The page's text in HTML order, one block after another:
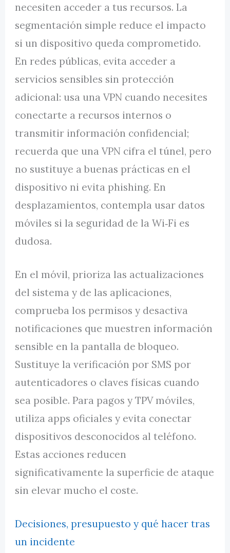
necesiten acceder a tus recursos. La
segmentación simple reduce el impacto
si un dispositivo queda comprometido.
En redes públicas, evita acceder a
servicios sensibles sin protección
adicional: usa una VPN cuando necesites
conectarte a recursos internos o
transmitir información confidencial;
recuerda que una VPN cifra el túnel, pero
no sustituye a buenas prácticas en el
dispositivo ni evita phishing. En
desplazamientos, contempla usar datos
móviles si la seguridad de la Wi‑Fi es
dudosa.
En el móvil, prioriza las actualizaciones
del sistema y de las aplicaciones,
comprueba los permisos y desactiva
notificaciones que muestren información
sensible en la pantalla de bloqueo.
Sustituye la verificación por SMS por
autenticadores o claves físicas cuando
sea posible. Para pagos y TPV móviles,
utiliza apps oficiales y evita conectar
dispositivos desconocidos al teléfono.
Estas acciones reducen
significativamente la superficie de ataque
sin elevar mucho el coste.
Decisiones, presupuesto y qué hacer tras
un incidente